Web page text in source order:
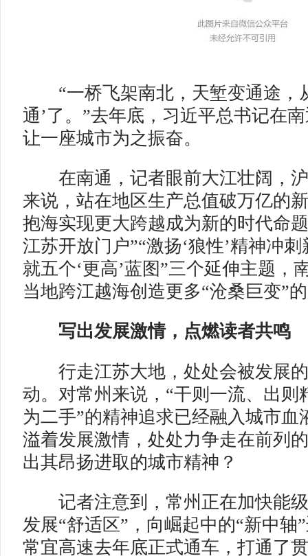
“一桥飞架南北，天堑变通途，
通’了。”去年底，习近平总书记在
让一座城市为之振奋。
在南通，记者眼前大江壮阔，沪
来说，站在地区生产总值破万亿的
抱海实现更大跨越成为新的时代命
江苏开放门户”“激扬‘狼性’精神冲
就五个‘更高’蓝图”三个延伸主题，
当地跨江越海创造更多“沧桑巨变”
写出发展激情，点燃读者共鸣
行走江苏大地，处处会被发展的
动。对常州来说，“干则一流、出则
为二手”的精神追求已经融入城市血
溢着发展激情，处处力争走在前列
出其昂扬进取的城市精神？
记者注意到，常州正在加快能级
发展“舒适区”，向崛起中的“新中轴
常宜高速去年底正式通车，打通了